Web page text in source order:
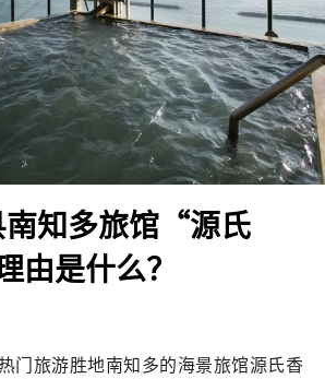
南知多旅馆“源氏
是什么？
门旅游胜地南知多的海景旅馆源氏香